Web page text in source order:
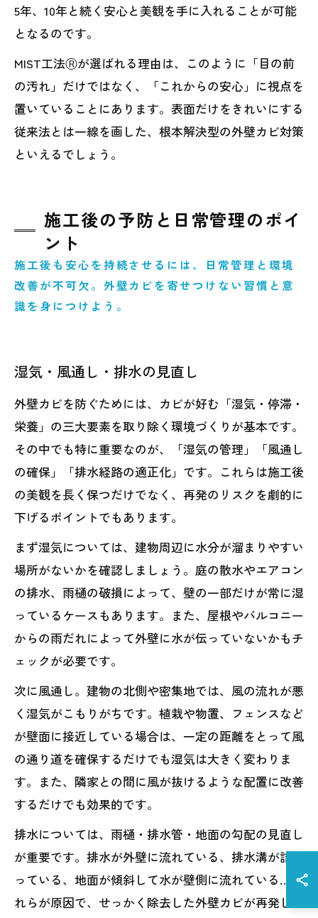
5年、10年と続く安心と美観を手に入れることが可能
となるのです。
MIST工法Ⓡが選ばれる理由は、このように「目の前
の汚れ」だけではなく、「これからの安心」に視点を
置いていることにあります。表面だけをきれいにする
従来法とは一線を画した、根本解決型の外壁カビ対策
といえるでしょう。
施工後の予防と日常管理のポイ
ント
施工後も安心を持続させるには、日常管理と環境
改善が不可欠。外壁カビを寄せつけない習慣と意
識を身につけよう。
湿気・風通し・排水の見直し
外壁カビを防ぐためには、カビが好む「湿気・停滞・
栄養」の三大要素を取り除く環境づくりが基本です。
その中でも特に重要なのが、「湿気の管理」「風通し
の確保」「排水経路の適正化」です。これらは施工後
の美観を長く保つだけでなく、再発のリスクを劇的に
下げるポイントでもあります。
まず湿気については、建物周辺に水分が溜まりやすい
場所がないかを確認しましょう。庭の散水やエアコン
の排水、雨樋の破損によって、壁の一部だけが常に湿
っているケースもあります。また、屋根やバルコニー
からの雨だれによって外壁に水が伝っていないかもチ
ェックが必要です。
次に風通し。建物の北側や密集地では、風の流れが悪
く湿気がこもりがちです。植栽や物置、フェンスなど
が壁面に接近している場合は、一定の距離をとって風
の通り道を確保するだけでも湿気は大きく変わりま
す。また、隣家との間に風が抜けるような配置に改善
するだけでも効果的です。
排水については、雨樋・排水管・地面の勾配の見直し
が重要です。排水が外壁に流れている、排水溝が詰ま
っている、地面が傾斜して水が壁側に流れている…こ
れらが原因で、せっかく除去した外壁カビが再発して